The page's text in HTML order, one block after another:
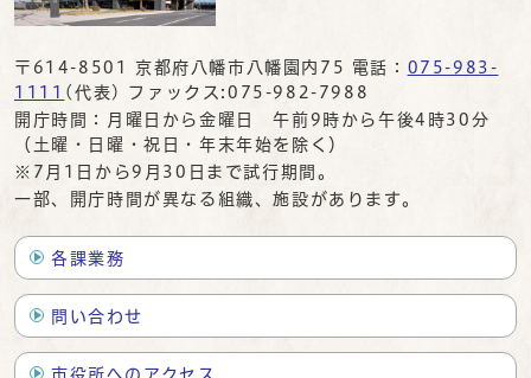
〒614-8501 京都府八幡市八幡園内75 電話： 075-983-
1111 (代表) ファックス:075-982-7988
開庁時間：月曜日から金曜日 午前9時から午後4時30分
（土曜・日曜・祝日・年末年始を除く）
※7月1日から9月30日まで試行期間。
一部、開庁時間が異なる組織、施設があります。
各課業務
問い合わせ
市役所へのアクセス